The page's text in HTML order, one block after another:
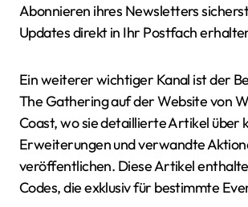
Abonnieren ihres Newsletters
Updates direkt in Ihr Postfach
Ein weiterer wichtiger Kanal ist der
The Gathering auf der Website von
Coast, wo sie detaillierte Artikel über
Erweiterungen und verwandte
veröffentlichen. Diese Artikel
Codes, die exklusiv für bestimmte